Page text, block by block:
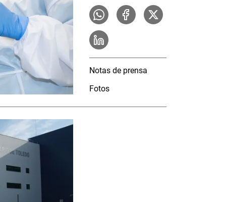
Notas de prensa
Fotos